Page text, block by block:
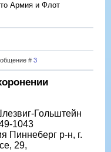
Армия и Флот
# 3
Гольштейн
1043
Пиннеберг р-н, г.
29,